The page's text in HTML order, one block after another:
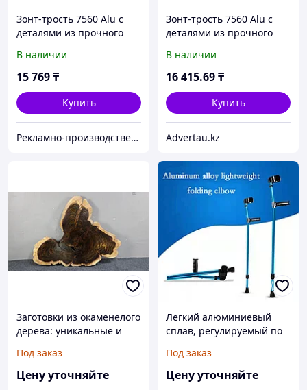
Зонт-трость 7560 Alu с
деталями из прочного
нейви (Р)
В наличии
15 769₸
Купить
Рекламно-производственная компания «2Ymedia»
Зонт-трость 7560 Alu с
деталями из прочного
серый
В наличии
16 415.69₸
Купить
Advertau.kz
Заготовки из окаменелого
дерева: уникальные и
для создания стильных и
прочных изделий
Под заказ
Цену уточняйте
Легкий алюминиевый
сплав, регулируемый по
предплечья, прочные
подмышки, локоть
Под заказ
Цену уточняйте